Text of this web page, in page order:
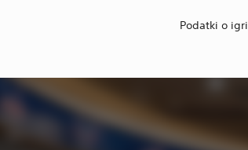
Podatki o igri